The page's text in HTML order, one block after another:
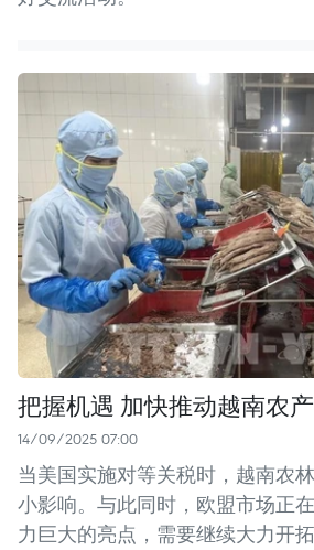
把握机遇 加快推动越南农
14/09/2025 07:00
当美国实施对等关税时，越南农
小影响。与此同时，欧盟市场正
力巨大的亮点，需要继续大力开